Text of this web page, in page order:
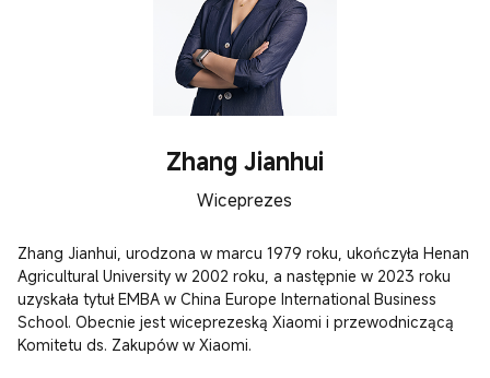
Zhang Jianhui
Wiceprezes
Zhang Jianhui, urodzona w marcu 1979 roku, ukończyła Henan
Agricultural University w 2002 roku, a następnie w 2023 roku
uzyskała tytuł EMBA w China Europe International Business
School. Obecnie jest wiceprezeską Xiaomi i przewodniczącą
Komitetu ds. Zakupów w Xiaomi.